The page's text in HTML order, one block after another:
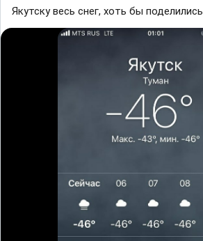
Якутску весь снег, хоть бы поделились.